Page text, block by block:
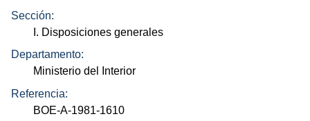
Sección:
I. Disposiciones generales
Departamento:
Ministerio del Interior
Referencia:
BOE-A-1981-1610